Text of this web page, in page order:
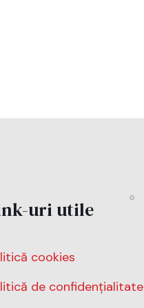
uri utile
cookies
de confidențialitate